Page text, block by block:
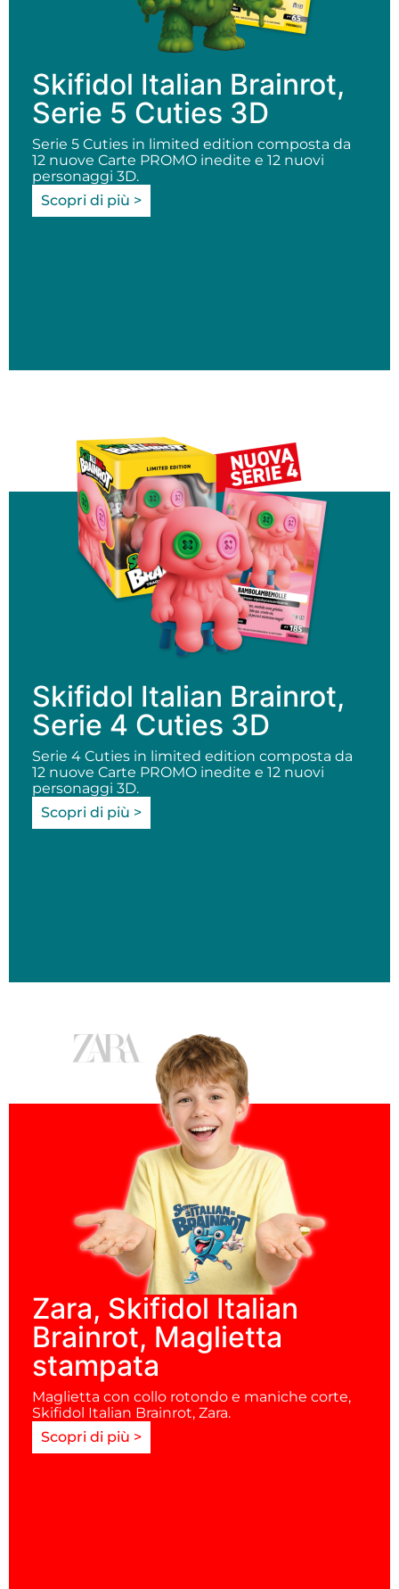
Skifidol Italian Brainrot,
Serie 5 Cuties 3D
Serie 5 Cuties in limited edition composta da
12 nuove Carte PROMO inedite e 12 nuovi
personaggi 3D.
Scopri di più >
Skifidol Italian Brainrot,
Serie 4 Cuties 3D
Serie 4 Cuties in limited edition composta da
12 nuove Carte PROMO inedite e 12 nuovi
personaggi 3D.
Scopri di più >
Zara, Skifidol Italian
Brainrot, Maglietta
stampata
Maglietta con collo rotondo e maniche corte,
Skifidol Italian Brainrot, Zara.
Scopri di più >